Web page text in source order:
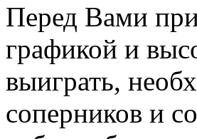
Перед Вами
графикой и
выиграть,
соперников и